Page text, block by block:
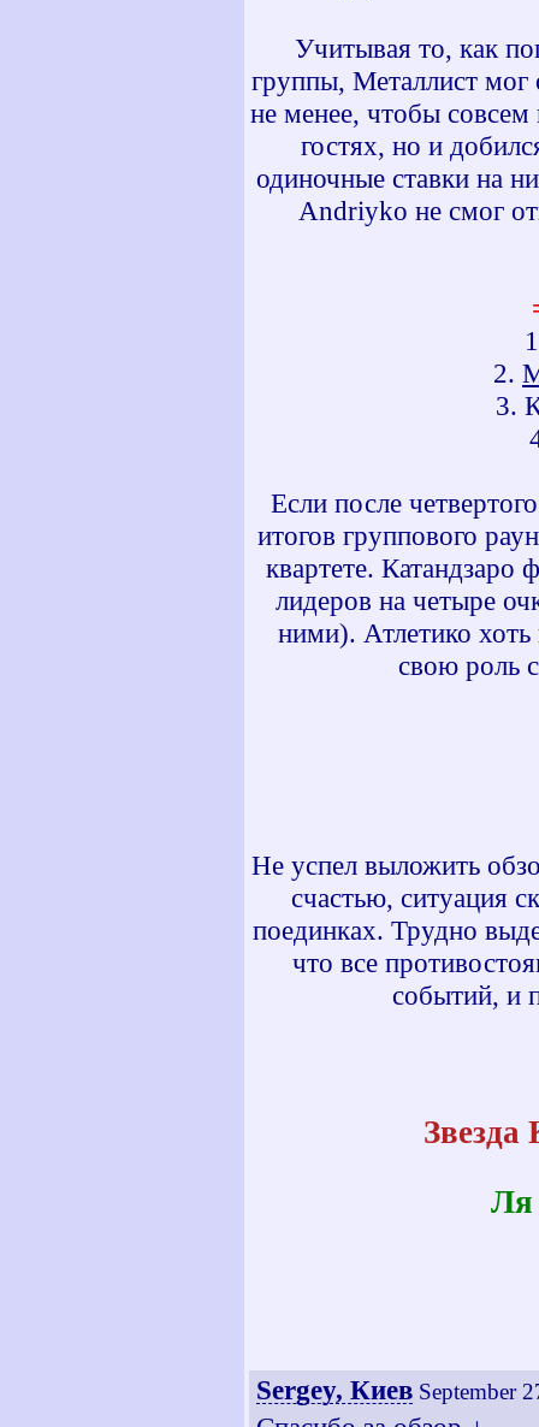
Учитывая то, как
группы, Металлист мог
не менее, чтобы совсем
гостях, но и
одиночные ставки на
Andriyko не смог
2.
3.
Если после
итогов группового
квартете. Катандзаро
лидеров на четыре
ними). Атлетико
свою роль
Не успел выложить
счастью, ситуация
поединках. Трудно
что все
событий, и
Звезда
Ля
Sergey, Киев September